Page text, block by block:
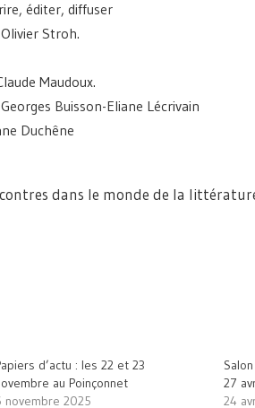
éditer, diffuser
Stroh.
Maudoux.
Buisson-Eliane Lécrivain
Duchêne
dans le monde de la
d’actu : les 22 et 23
au Poinçonnet
novembre 2025
27
24